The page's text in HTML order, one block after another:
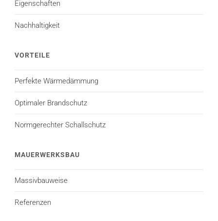
Eigenschaften
Nachhaltigkeit
VORTEILE
Perfekte Wärmedämmung
Optimaler Brandschutz
Normgerechter Schallschutz
MAUERWERKSBAU
Massivbauweise
Referenzen